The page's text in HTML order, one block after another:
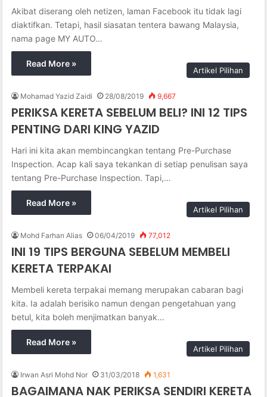
Akibat diserang oleh netizen, laman Facebook itu tidak lagi
diaktifkan. Tetapi, hasil siasatan tentera bawang Malaysia,
nama page MY AUTO…
Read More »
Artikel Pilihan
Mohamad Yazid Zaidi 28/08/2019 9,667
PERIKSA KERETA SEBELUM BELI? INI 12 TIPS
PENTING DARI KING YAZID
Hari ini kita akan membincangkan tentang Pre-Purchase
Inspection. Acap kali saya tekankan di setiap penulisan saya
tentang Pre-Purchase Inspection. Tapi,…
Read More »
Artikel Pilihan
Mohd Farhan Alias 06/04/2019 77,012
INI 19 TIPS BERGUNA SEBELUM MEMBELI
KERETA TERPAKAI
Membeli kereta terpakai memang merupakan cabaran bagi
kita. Ia adalah berisiko namun dengan pengetahuan yang
betul, kita boleh menjimatkan banyak…
Read More »
Artikel Pilihan
Irwan Asri Mohd Nor 31/03/2018 1,631
BAGAIMANA NAK PERIKSA SENDIRI KERETA